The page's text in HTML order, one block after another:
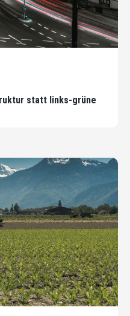
statt links-grüne